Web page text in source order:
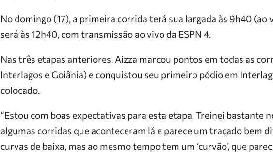
No domingo (17), a primeira corrida terá sua largada às 9h40 (ao
será às 12h40, com transmissão ao vivo da ESPN 4.
Nas três etapas anteriores, Aizza marcou pontos em todas as
Interlagos e Goiânia) e conquistou seu primeiro pódio em
colocado.
“Estou com boas expectativas para esta etapa. Treinei bastante
algumas corridas que aconteceram lá e parece um traçado bem
curvas de baixa, mas ao mesmo tempo tem um ‘curvão’, que